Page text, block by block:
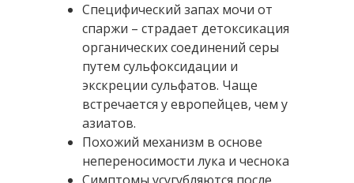
Специфический запах мочи от
спаржи – страдает детоксикация
органических соединений серы
путем сульфоксидации и
экскреции сульфатов. Чаще
встречается у европейцев, чем у
азиатов.
Похожий механизм в основе
непереносимости лука и чеснока